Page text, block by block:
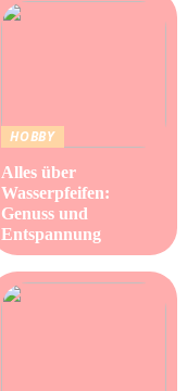
HOBBY
Alles über
Wasserpfeifen:
Genuss und
Entspannung